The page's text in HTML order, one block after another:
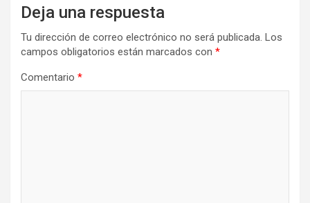
Deja una respuesta
Tu dirección de correo electrónico no será publicada. Los
campos obligatorios están marcados con *
Comentario *